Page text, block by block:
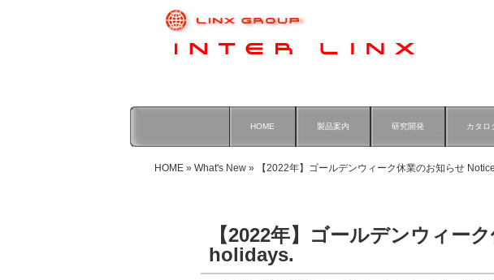
HOME 製品案内 研究開発 カタロ
HOME » What's New » 【2022年】ゴールデンウィーク休業のお知らせ
【2022年】ゴールデンウィー
holidays.